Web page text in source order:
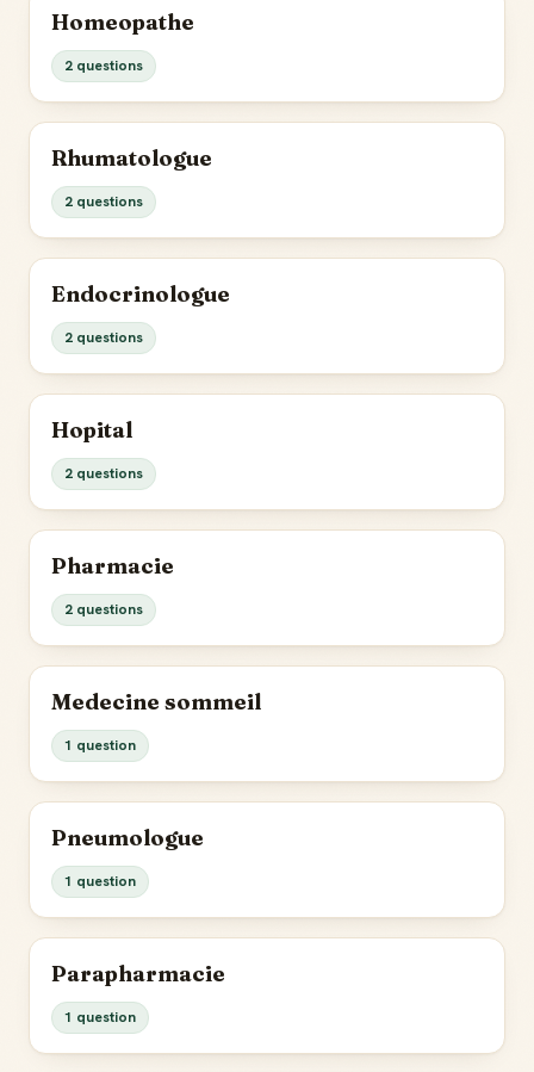
Homeopathe
2 questions
Rhumatologue
2 questions
Endocrinologue
2 questions
Hopital
2 questions
Pharmacie
2 questions
Medecine sommeil
1 question
Pneumologue
1 question
Parapharmacie
1 question